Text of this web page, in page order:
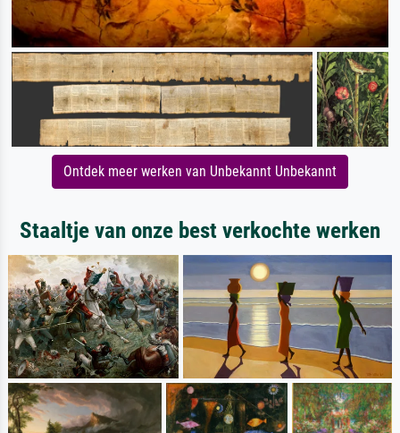
Ontdek meer werken van Unbekannt Unbekannt
Staaltje van onze best verkochte werken